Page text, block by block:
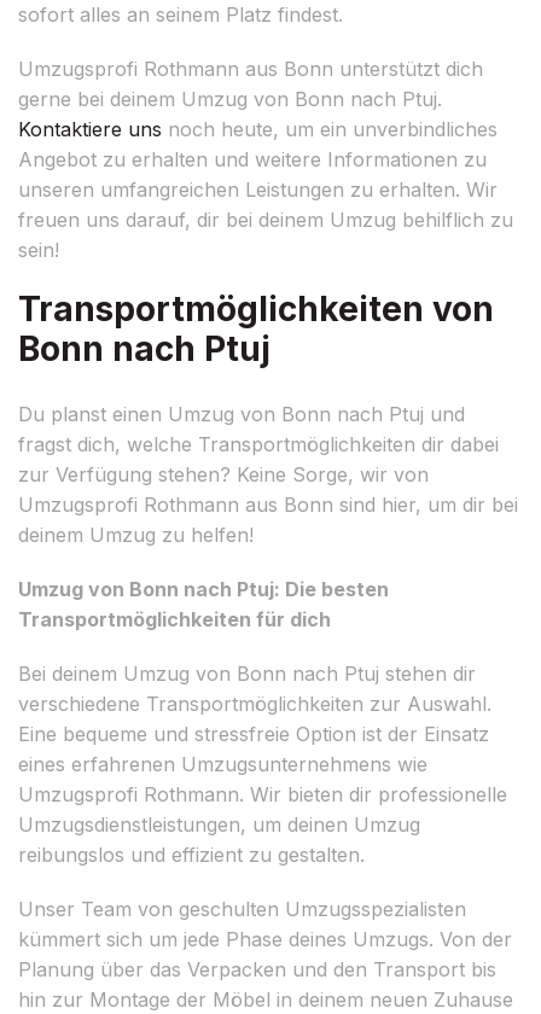
sofort alles an seinem Platz findest.
Umzugsprofi Rothmann aus Bonn unterstützt dich
gerne bei deinem Umzug von Bonn nach Ptuj.
Kontaktiere uns noch heute, um ein unverbindliches
Angebot zu erhalten und weitere Informationen zu
unseren umfangreichen Leistungen zu erhalten. Wir
freuen uns darauf, dir bei deinem Umzug behilflich zu
sein!
Transportmöglichkeiten von
Bonn nach Ptuj
Du planst einen Umzug von Bonn nach Ptuj und
fragst dich, welche Transportmöglichkeiten dir dabei
zur Verfügung stehen? Keine Sorge, wir von
Umzugsprofi Rothmann aus Bonn sind hier, um dir bei
deinem Umzug zu helfen!
Umzug von Bonn nach Ptuj: Die besten
Transportmöglichkeiten für dich
Bei deinem Umzug von Bonn nach Ptuj stehen dir
verschiedene Transportmöglichkeiten zur Auswahl.
Eine bequeme und stressfreie Option ist der Einsatz
eines erfahrenen Umzugsunternehmens wie
Umzugsprofi Rothmann. Wir bieten dir professionelle
Umzugsdienstleistungen, um deinen Umzug
reibungslos und effizient zu gestalten.
Unser Team von geschulten Umzugsspezialisten
kümmert sich um jede Phase deines Umzugs. Von der
Planung über das Verpacken und den Transport bis
hin zur Montage der Möbel in deinem neuen Zuhause